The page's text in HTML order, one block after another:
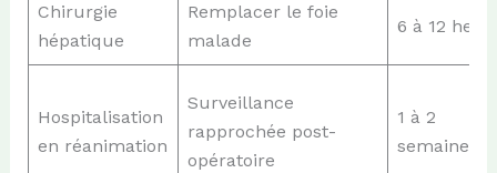
Chirurgie
hépatique
Remplacer le foie
malade
6 à 12
Hospitalisation
en réanimation
Surveillance
rapprochée post-
opératoire
1 à 2
semaines